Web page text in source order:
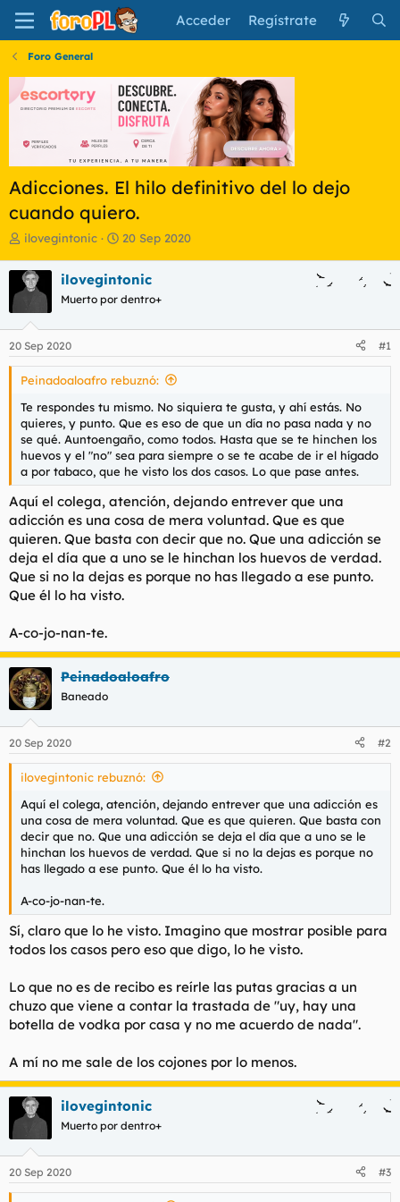
Acceder Regístrate
Foro General
Adicciones. El hilo definitivo del lo dejo
cuando quiero.
I
i
c
a
d
o
r
d
l
t
e
m
a
ilovegintonic
F
h
a
e
n
i
i
o
20 Sep 2020
ilovegintonic
Muerto por dentro+
20 Sep 2020 #1
Peinadoaloafro rebuznó:
Te respondes tu mismo. No siquiera te gusta, y ahí estás. No
quieres, y punto. Que es eso de que un día no pasa nada y no
se qué. Auntoengaño, como todos. Hasta que se te hinchen los
huevos y el "no" sea para siempre o se te acabe de ir el hígado
a por tabaco, que he visto los dos casos. Lo que pase antes.
Aquí el colega, atención, dejando entrever que una
adicción es una cosa de mera voluntad. Que es que
quieren. Que basta con decir que no. Que una adicción se
deja el día que a uno se le hinchan los huevos de verdad.
Que si no la dejas es porque no has llegado a ese punto.
Que él lo ha visto.
A-co-jo-nan-te.
Peinadoaloafro
Baneado
20 Sep 2020 #2
ilovegintonic rebuznó:
Aquí el colega, atención, dejando entrever que una adicción es
una cosa de mera voluntad. Que es que quieren. Que basta con
decir que no. Que una adicción se deja el día que a uno se le
hinchan los huevos de verdad. Que si no la dejas es porque no
has llegado a ese punto. Que él lo ha visto.
A-co-jo-nan-te.
Sí, claro que lo he visto. Imagino que mostrar posible para
todos los casos pero eso que digo, lo he visto.
Lo que no es de recibo es reírle las putas gracias a un
chuzo que viene a contar la trastada de "uy, hay una
botella de vodka por casa y no me acuerdo de nada".
A mí no me sale de los cojones por lo menos.
ilovegintonic
Muerto por dentro+
20 Sep 2020 #3